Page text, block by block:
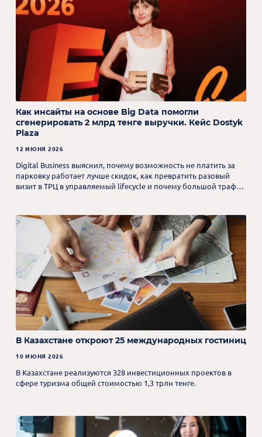
Как инсайты на основе Big Data помогли
сгенерировать 2 млрд тенге выручки. Кейс Dostyk
Plaza
12 ИЮНЯ 2026
Digital Business выяснил, почему возможность не платить за
парковку работает лучше скидок, как превратить разовый
визит в ТРЦ в управляемый lifecycle и почему большой трафик
В Казахстане откроют 25 международных гостиниц
10 ИЮНЯ 2026
В Казахстане реализуются 328 инвестиционных проектов в
сфере туризма общей стоимостью 1,3 трлн тенге.